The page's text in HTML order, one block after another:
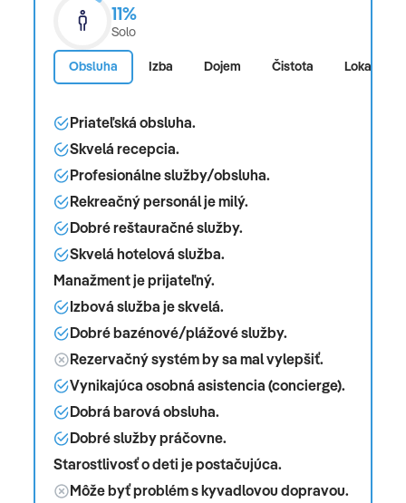
11%
Solo
Obsluha Izba Dojem Čistota Lokalita
Priateľská obsluha.
Skvelá recepcia.
Profesionálne služby/obsluha.
Rekreačný personál je milý.
Dobré reštauračné služby.
Skvelá hotelová služba.
Manažment je prijateľný.
Izbová služba je skvelá.
Dobré bazénové/plážové služby.
Rezervačný systém by sa mal vylepšiť.
Vynikajúca osobná asistencia (concierge).
Dobrá barová obsluha.
Dobré služby práčovne.
Starostlivosť o deti je postačujúca.
Môže byť problém s kyvadlovou dopravou.